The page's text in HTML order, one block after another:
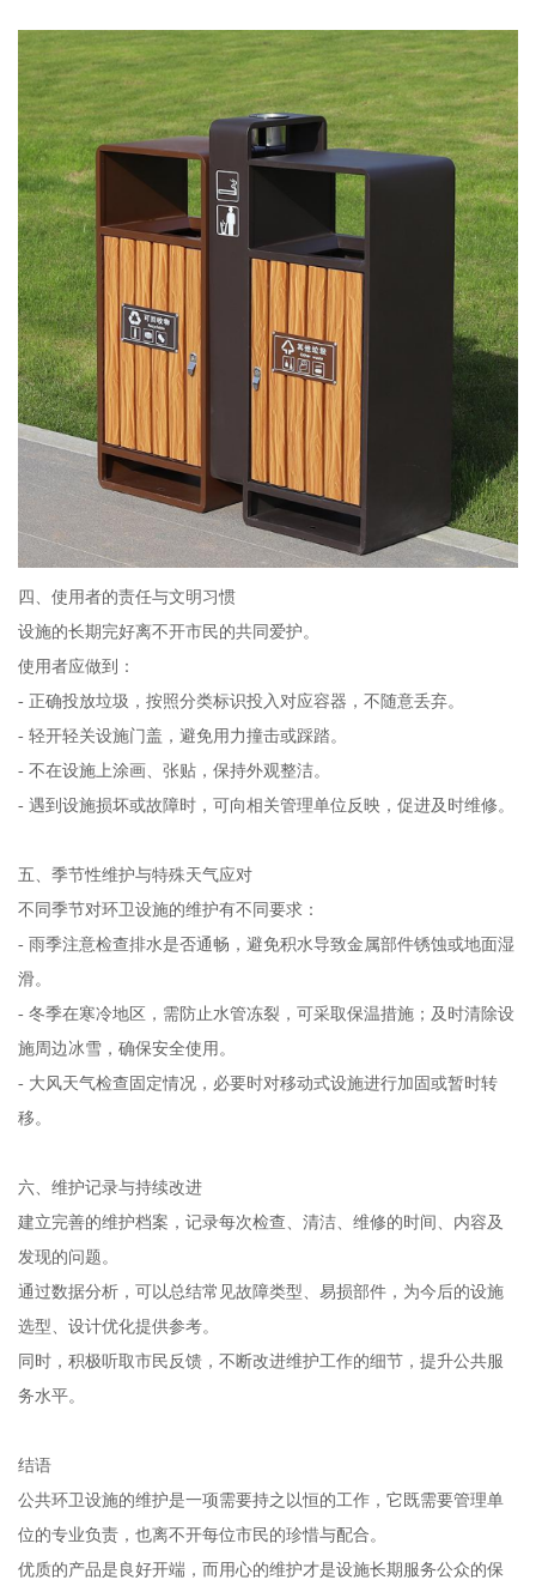
四、使用者的责任与文明习惯
设施的长期完好离不开市民的共同爱护。
使用者应做到：
- 正确投放垃圾，按照分类标识投入对应容器，不随意丢弃。
- 轻开轻关设施门盖，避免用力撞击或踩踏。
- 不在设施上涂画、张贴，保持外观整洁。
- 遇到设施损坏或故障时，可向相关管理单位反映，促进及时维修。
五、季节性维护与特殊天气应对
不同季节对环卫设施的维护有不同要求：
- 雨季注意检查排水是否通畅，避免积水导致金属部件锈蚀或地面湿
滑。
- 冬季在寒冷地区，需防止水管冻裂，可采取保温措施；及时清除设
施周边冰雪，确保安全使用。
- 大风天气检查固定情况，必要时对移动式设施进行加固或暂时转
移。
六、维护记录与持续改进
建立完善的维护档案，记录每次检查、清洁、维修的时间、内容及
发现的问题。
通过数据分析，可以总结常见故障类型、易损部件，为今后的设施
选型、设计优化提供参考。
同时，积极听取市民反馈，不断改进维护工作的细节，提升公共服
务水平。
结语
公共环卫设施的维护是一项需要持之以恒的工作，它既需要管理单
位的专业负责，也离不开每位市民的珍惜与配合。
优质的产品是良好开端，而用心的维护才是设施长期服务公众的保